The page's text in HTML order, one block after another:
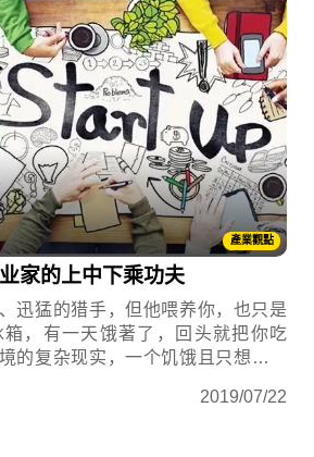
產業觀點
家的上中下乘功夫
迅猛的猎手，但他喂养你，也只是
箱，有一天饿著了，回头就把你吃
的复杂现实，一个饥饿且只想吃独
，也只能是下乘。
2019/07/22